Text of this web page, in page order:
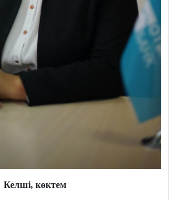
Келші, көктем